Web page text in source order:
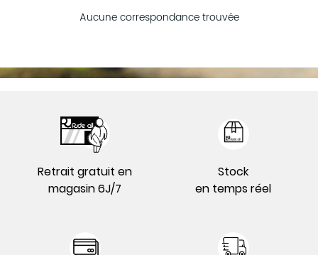
Aucune correspondance trouvée
Retrait gratuit en
magasin 6J/7
Stock
en temps réel